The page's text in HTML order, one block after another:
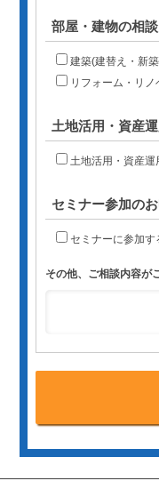
部屋・建物の相談
建築(建替え・新
リフォーム・リノ
土地活用・資産
土地活用・資産運
セミナー参加の
セミナーに参加す
その他、ご相談内容が